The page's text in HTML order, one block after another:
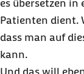
es übersetzen in
Patienten dient.
dass man auf
kann.
Und das will